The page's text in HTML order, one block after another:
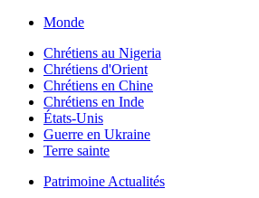
Monde
Chrétiens au Nigeria
Chrétiens d'Orient
Chrétiens en Chine
Chrétiens en Inde
États-Unis
Guerre en Ukraine
Terre sainte
Patrimoine Actualités